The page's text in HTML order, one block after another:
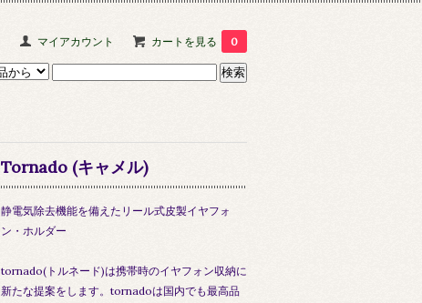
マイアカウント カートを見る 0
Tornado (キャメル)
静電気除去機能を備えたリール式皮製イヤフォ
ン・ホルダー
tornado(トルネード)は携帯時のイヤフォン収納に
新たな提案をします。tornadoは国内でも最高品